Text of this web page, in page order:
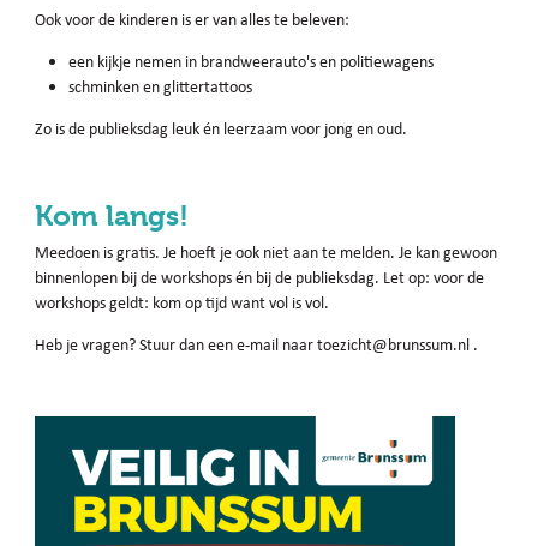
Ook voor de kinderen is er van alles te beleven:
een kijkje nemen in brandweerauto's en politiewagens
schminken en glittertattoos
Zo is de publieksdag leuk én leerzaam voor jong en oud.
Kom langs!
Meedoen is gratis. Je hoeft je ook niet aan te melden. Je kan gewoon
binnenlopen bij de workshops én bij de publieksdag. Let op: voor de
workshops geldt: kom op tijd want vol is vol.
Heb je vragen? Stuur dan een e-mail naar toezicht@brunssum.nl .